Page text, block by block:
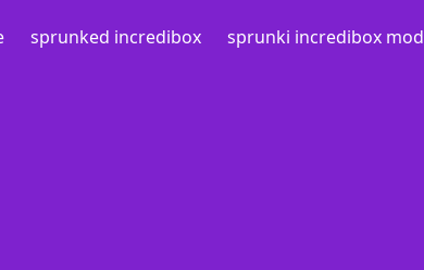
sprunked incredibox sprunki incredibox mod